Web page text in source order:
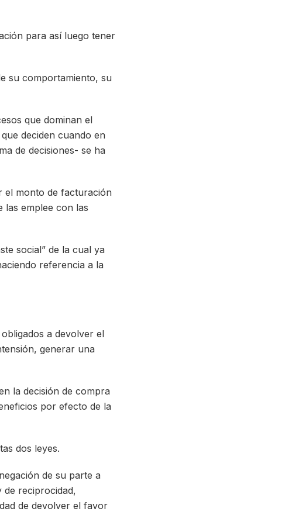
para así luego tener
su comportamiento, su
que dominan el
deciden cuando en
de decisiones- se ha
el monto de facturación
las emplee con las
social” de la cual ya
referencia a la
a devolver el
generar una
la decisión de compra
por efecto de la
dos leyes.
de su parte a
de reciprocidad,
de devolver el favor